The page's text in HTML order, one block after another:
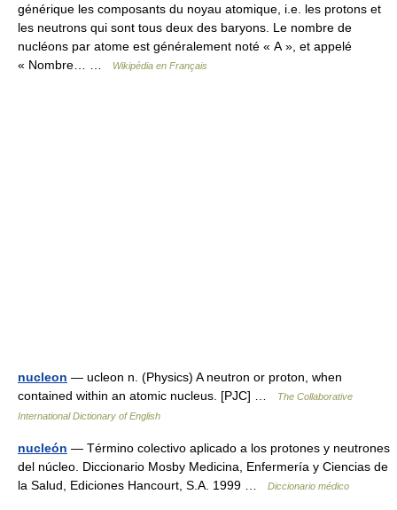
générique les composants du noyau atomique, i.e. les protons et
les neutrons qui sont tous deux des baryons. Le nombre de
nucléons par atome est généralement noté « A », et appelé
« Nombre… …
Wikipédia en Français
nucleon — ucleon n. (Physics) A neutron or proton, when
contained within an atomic nucleus. [PJC] …
The Collaborative
International Dictionary of English
nucleón — Término colectivo aplicado a los protones y neutrones
del núcleo. Diccionario Mosby Medicina, Enfermería y Ciencias de
la Salud, Ediciones Hancourt, S.A. 1999 …
Diccionario médico